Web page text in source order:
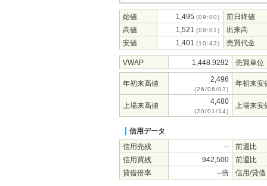
始値 1,495 (09:00)
前日終値
高値
1,521 (09:01)
出来高
安値
1,401 (10:43) 売買代金
VWAP 1,448.9292 売買単位
年初来高値 2,496
(26/06/03)
年初来安
上場来高値 4,480
(20/01/14)
上場来安
信用データ
信用売残
--
前週比
信用買残
942,500
前週比
貸借倍率
--倍 信用/貸借